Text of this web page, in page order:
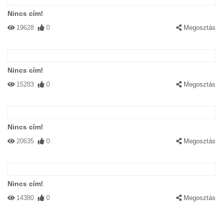
Nincs cím!
19628 0 Megosztás
Nincs cím!
15283 0 Megosztás
Nincs cím!
20635 0 Megosztás
Nincs cím!
14380 0 Megosztás